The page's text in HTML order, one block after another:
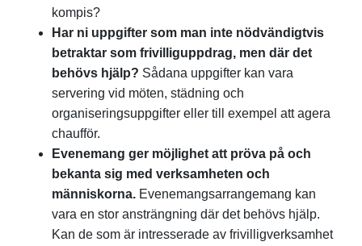
kompis?
Har ni uppgifter som man inte nödvändigtvis
betraktar som frivilliguppdrag, men där det
behövs hjälp? Sådana uppgifter kan vara
servering vid möten, städning och
organiseringsuppgifter eller till exempel att agera
chaufför.
Evenemang ger möjlighet att pröva på och
bekanta sig med verksamheten och
människorna. Evenemangsarrangemang kan
vara en stor ansträngning där det behövs hjälp.
Kan de som är intresserade av frivilligverksamhet